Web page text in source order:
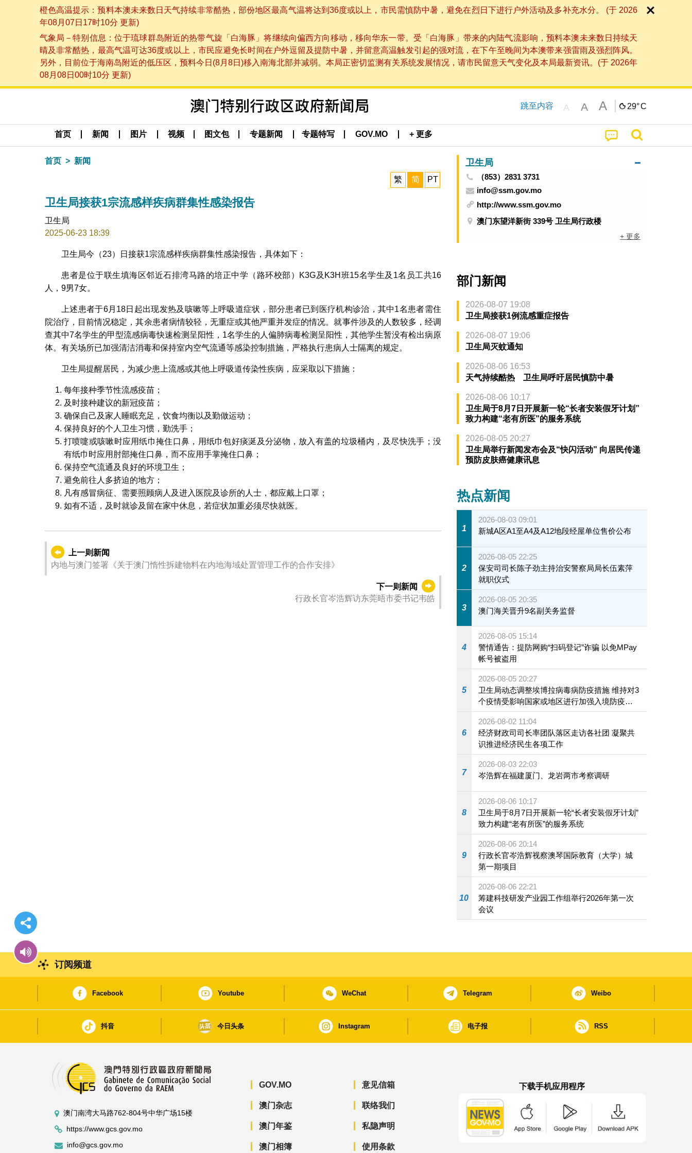
橙色高温提示：预料本澳未来数日天气持续非常酷热，部份地区最高气温将达到36度或以上，市民需慎防中暑，避免在烈日下进行户外活动及多补充水分。 (于 2026
年08月07日17时10分 更新)
气象局－特别信息：位于琉球群岛附近的热带气旋「白海豚」将继续向偏西方向移动，移向华东一带。受「白海豚」带来的内陆气流影响，预料本澳未来数日持续天
晴及非常酷热，最高气温可达36度或以上，市民应避免长时间在户外逗留及提防中暑，并留意高温触发引起的强对流，在下午至晚间为本澳带来强雷雨及强烈阵风。
另外，目前位于海南岛附近的低压区，预料今日(8月8日)移入南海北部并减弱。本局正密切监测有关系统发展情况，请市民留意天气变化及本局最新资讯。(于 2026年
08月08日00时10分 更新)
跳至内容 A A A 29°C
首页 新闻 图片 视频 图文包 专题新闻 专题特写 GOV.MO + 更多
首页 新闻
繁 简 PT
卫生局接获1宗流感样疾病群集性感染报告
卫生局
2025-06-23 18:39
卫生局今（23）日接获1宗流感样疾病群集性感染报告，具体如下：
患者是位于联生填海区邻近石排湾马路的培正中学（路环校部）K3G及K3H班15名学生及1名员工共16
人，9男7女。
上述患者于6月18日起出现发热及咳嗽等上呼吸道症状，部分患者已到医疗机构诊治，其中1名患者需住
院治疗，目前情况稳定，其余患者病情较轻，无重症或其他严重并发症的情况。就事件涉及的人数较多，经调
查其中7名学生的甲型流感病毒快速检测呈阳性，1名学生的人偏肺病毒检测呈阳性，其他学生暂没有检出病原
体。有关场所已加强清洁消毒和保持室内空气流通等感染控制措施，严格执行患病人士隔离的规定。
卫生局提醒居民，为减少患上流感或其他上呼吸道传染性疾病，应采取以下措施：
每年接种季节性流感疫苗；
及时接种建议的新冠疫苗；
确保自己及家人睡眠充足，饮食均衡以及勤做运动；
保持良好的个人卫生习惯，勤洗手；
打喷嚏或咳嗽时应用纸巾掩住口鼻，用纸巾包好痰涎及分泌物，放入有盖的垃圾桶内，及尽快洗手；没
有纸巾时应用肘部掩住口鼻，而不应用手掌掩住口鼻；
保持空气流通及良好的环境卫生；
避免前往人多挤迫的地方；
凡有感冒病征、需要照顾病人及进入医院及诊所的人士，都应戴上口罩；
如有不适，及时就诊及留在家中休息，若症状加重必须尽快就医。
上一则新闻
内地与澳门签署《关于澳门惰性拆建物料在内地海域处置管理工作的合作安排》
下一则新闻
行政长官岑浩辉访东莞晤市委书记韦皓
卫生局
（853）2831 3731
info@ssm.gov.mo
http://www.ssm.gov.mo
澳门东望洋新街 339号 卫生局行政楼
+ 更多
部门新闻
2026-08-07 19:08
卫生局接获1例流感重症报告
2026-08-07 19:06
卫生局灭蚊通知
2026-08-06 16:53
天气持续酷热 卫生局呼吁居民慎防中暑
2026-08-06 10:17
卫生局于8月7日开展新一轮“长者安装假牙计划”
致力构建“老有所医”的服务系统
2026-08-05 20:27
卫生局举行新闻发布会及“快闪活动” 向居民传递
预防皮肤癌健康讯息
热点新闻
1
2026-08-03 09:01
新城A区A1至A4及A12地段经屋单位售价公布
2
2026-08-05 22:25
保安司司长陈子劲主持治安警察局局长伍素萍
就职仪式
3
2026-08-05 20:35
澳门海关晋升9名副关务监督
4
2026-08-05 15:14
警情通告：提防网购“扫码登记”诈骗 以免MPay
帐号被盗用
5
2026-08-05 20:27
卫生局动态调整埃博拉病毒病防疫措施 维持对3
个疫情受影响国家或地区进行加强入境防疫措
施
6
2026-08-02 11:04
经济财政司司长率团队落区走访各社团 凝聚共
识推进经济民生各项工作
7
2026-08-03 22:03
岑浩辉在福建厦门、龙岩两市考察调研
8
2026-08-06 10:17
卫生局于8月7日开展新一轮“长者安装假牙计划”
致力构建“老有所医”的服务系统
9
2026-08-06 20:14
行政长官岑浩辉视察澳琴国际教育（大学）城
第一期项目
10
2026-08-06 22:21
筹建科技研发产业园工作组举行2026年第一次
会议
订阅频道
Facebook Youtube WeChat Telegram Weibo
抖音 今日头条 Instagram 电子报 RSS
澳门南湾大马路762-804号中华广场15楼
https://www.gcs.gov.mo
info@gcs.gov.mo
GOV.MO
澳门杂志
澳门年鉴
澳门相簿
意见信箱
联络我们
私隐声明
使用条款
下载手机应用程序